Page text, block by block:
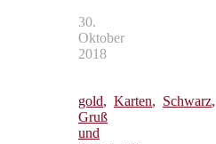
30.
Oktober
2018
gold, Karten, Schwarz,
Gruß
und